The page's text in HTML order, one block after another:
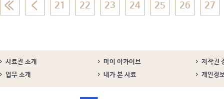
21 22 23 24 25 26 27
사료관 소개 마이 아카이브
저작권
업무 소개
내가 본 사료 개인정